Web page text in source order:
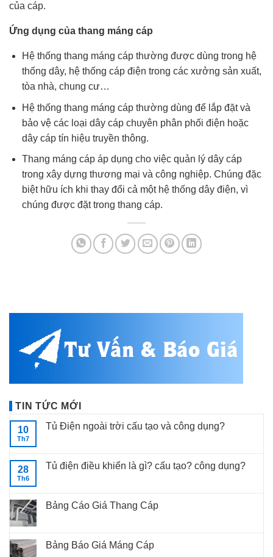
của cáp.
Ứng dụng của thang máng cáp
Hệ thống thang máng cáp thường được dùng trong hệ
thống dây, hệ thống cáp điện trong các xưởng sản xuất,
tòa nhà, chung cư…
Hệ thống thang máng cáp thường dùng để lắp đặt và
bảo vệ các loại dây cáp chuyên phân phối điện hoặc
dây cáp tín hiệu truyền thông.
Thang máng cáp áp dụng cho việc quản lý dây cáp
trong xây dựng thương mại và công nghiệp. Chúng đặc
biệt hữu ích khi thay đổi cả một hệ thống dây điện, vì
chúng được đặt trong thang cáp.
TIN TỨC MỚI
10
Th7
Tủ Điện ngoài trời cấu tạo và công dụng?
28
Th6
Tủ điện điều khiển là gì? cấu tạo? công dụng?
Bảng Cáo Giá Thang Cáp
Bảng Báo Giá Máng Cáp